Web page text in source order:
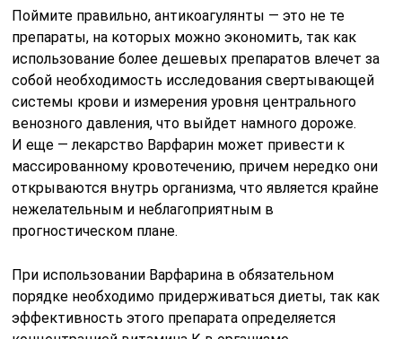
Поймите правильно, антикоагулянты — это не те
препараты, на которых можно экономить, так как
использование более дешевых препаратов влечет за
собой необходимость исследования свертывающей
системы крови и измерения уровня центрального
венозного давления, что выйдет намного дороже.
И еще — лекарство Варфарин может привести к
массированному кровотечению, причем нередко они
открываются внутрь организма, что является крайне
нежелательным и неблагоприятным в
прогностическом плане.
При использовании Варфарина в обязательном
порядке необходимо придерживаться диеты, так как
эффективность этого препарата определяется